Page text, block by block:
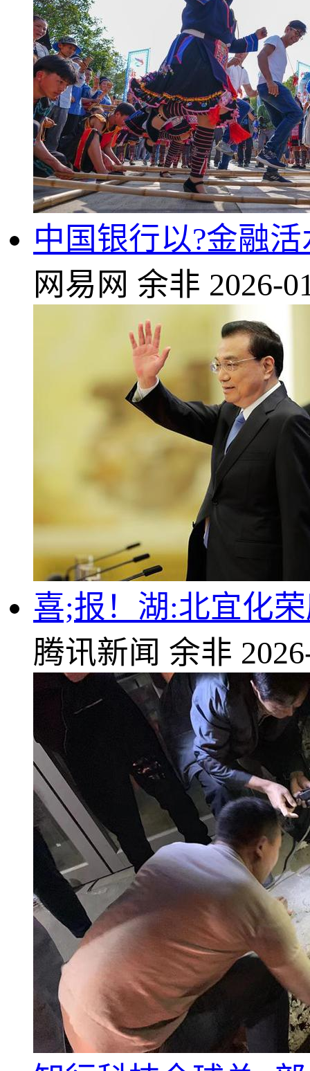
中国银行以?金融
网易网 余非 2026-
喜;报！湖:北宜化
腾讯新闻 余非